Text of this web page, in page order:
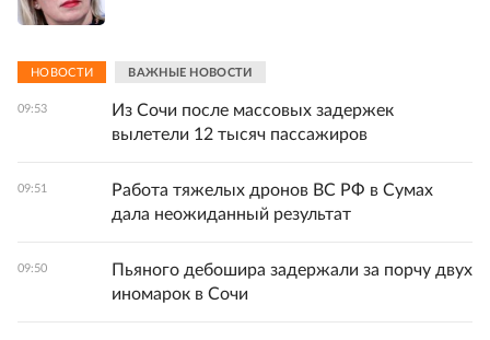
НОВОСТИ ВАЖНЫЕ НОВОСТИ
09:53
Из Сочи после массовых задержек
вылетели 12 тысяч пассажиров
09:51
Работа тяжелых дронов ВС РФ в Сумах
дала неожиданный результат
09:50
Пьяного дебошира задержали за порчу двух
иномарок в Сочи